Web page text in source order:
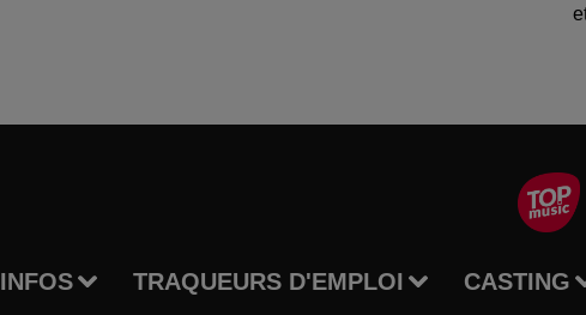
INFOS TRAQUEURS D'EMPLOI CASTING